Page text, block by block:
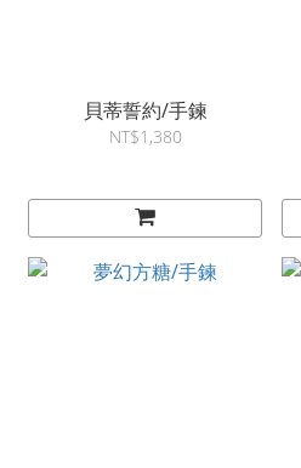
貝蒂誓約/手鍊
NT$1,380